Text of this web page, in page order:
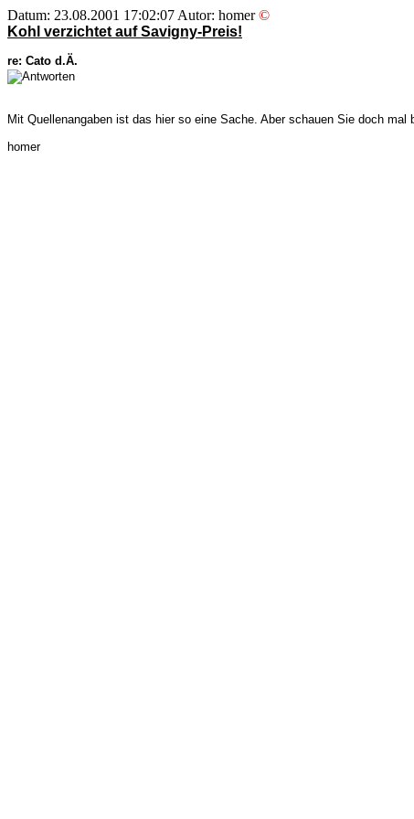
Datum: 23.08.2001 17:02:07 Autor: homer©
Kohl verzichtet auf Savigny-Preis!
re: Cato d.Ä.
Mit Quellenangaben ist das hier so eine Sache. Aber schauen Sie doch
homer